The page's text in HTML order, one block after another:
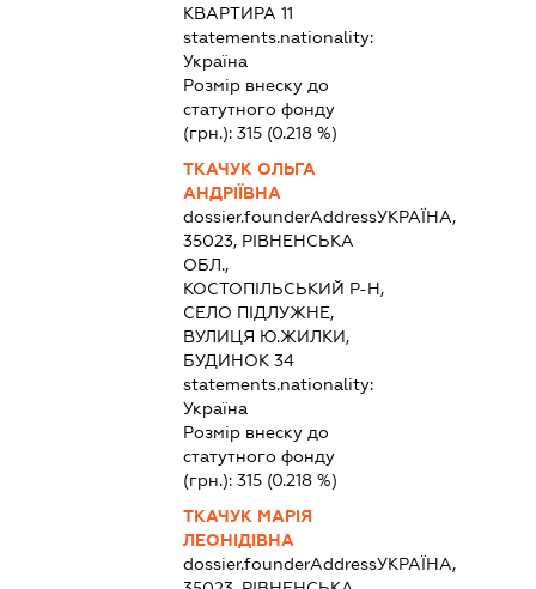
КВАРТИРА 11
statements.nationality:
Україна
Розмір внеску до
статутного фонду
(грн.): 315(0.218 %)
ТКАЧУК ОЛЬГА
АНДРІЇВНА
dossier.founderAddressУКРАЇНА,
35023, РІВНЕНСЬКА
ОБЛ.,
КОСТОПІЛЬСЬКИЙ Р-Н,
СЕЛО ПІДЛУЖНЕ,
ВУЛИЦЯ Ю.ЖИЛКИ,
БУДИНОК 34
statements.nationality:
Україна
Розмір внеску до
статутного фонду
(грн.): 315(0.218 %)
ТКАЧУК МАРІЯ
ЛЕОНІДІВНА
dossier.founderAddressУКРАЇНА,